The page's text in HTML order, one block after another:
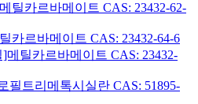
틸카르바메이트 CAS: 23432-62-
카르바메이트 CAS: 23432-64-6
틸카르바메이트 CAS: 23432-
필트리메톡시실란 CAS: 51895-